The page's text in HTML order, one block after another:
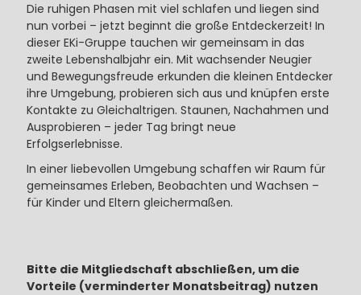
Die ruhigen Phasen mit viel schlafen und liegen sind
nun vorbei – jetzt beginnt die große Entdeckerzeit! In
dieser EKi-Gruppe tauchen wir gemeinsam in das
zweite Lebenshalbjahr ein. Mit wachsender Neugier
und Bewegungsfreude erkunden die kleinen Entdecker
ihre Umgebung, probieren sich aus und knüpfen erste
Kontakte zu Gleichaltrigen. Staunen, Nachahmen und
Ausprobieren – jeder Tag bringt neue
Erfolgserlebnisse.
In einer liebevollen Umgebung schaffen wir Raum für
gemeinsames Erleben, Beobachten und Wachsen –
für Kinder und Eltern gleichermaßen.
Bitte die Mitgliedschaft abschließen, um die
Vorteile (verminderter Monatsbeitrag) nutzen